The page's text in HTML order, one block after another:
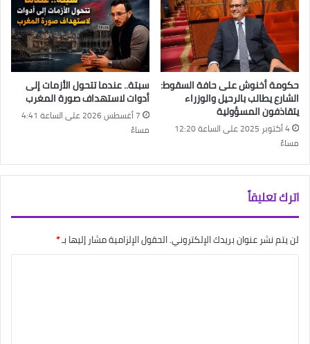
حكومة أخنوش على حافة السقوط:
الشارع يطالب بالرحيل والوزراء
يتقاذفون المسؤولية
4 أكتوبر 2025 على الساعة 12:20
مساءً
سبتة.. عندما تتحول الأزمات إلى
أدوات لاستهداف صورة المغرب
7 أغسطس 2026 على الساعة 4:41
مساءً
اترك تعليقاً
لن يتم نشر عنوان بريدك الإلكتروني.الحقول الإلزامية مشار إليها بـ*